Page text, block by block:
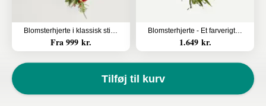
Blomsterhjerte i klassisk stil - rød og hvid
Fra 999 kr.
Blomsterhjerte - Et farverigt farvel
1.649 kr.
Tilføj til kurv